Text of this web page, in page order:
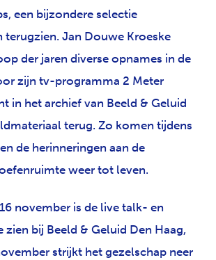
een bijzondere selectie
terugzien. Jan Douwe Kroeske
der jaren diverse opnames in de
zijn tv-programma 2 Meter
in het archief van Beeld & Geluid
terug. Zo komen tijdens
de herinneringen aan de
weer tot leven.
november is de live talk- en
bij Beeld & Geluid Den Haag,
strijkt het gezelschap neer